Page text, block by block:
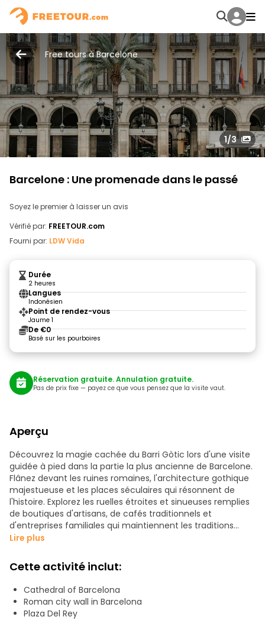
Free tours à Barcelone
1/3
Barcelone : Une promenade dans le passé
Soyez le premier à laisser un avis
Vérifié par: FREETOUR.com
Fourni par: LDW Vida
Durée
2 heures
Langues
Indonésien
Point de rendez-vous
Jaume 1
De €0
Basé sur les pourboires
Réservation gratuite. Annulation gratuite.
Pas de prix fixe — payez ce que vous pensez que la visite vaut.
Aperçu
Découvrez la magie cachée du Barri Gòtic lors d'une visite
guidée à pied dans la partie la plus ancienne de Barcelone.
Flânez devant les ruines romaines, l'architecture gothique
majestueuse et les places séculaires qui résonnent de
l'histoire. Explorez les ruelles étroites et sinueuses remplies
de boutiques d'artisans, de cafés traditionnels et
d'entreprises familiales qui maintiennent les traditions
locales vivantes.
Visitez des sites tels que la muraille romaine, la cathédrale
gothique, la Plaça del Rei et des cours médiévales
cachées. De l'ancien Barcino à la Barcelone d'aujourd'hui,
ce voyage immersif révèle les histoires, la culture et les
secrets qui rendent ce quartier vraiment inoubliable.
Lire plus
Cette activité inclut:
Cathedral of Barcelona
Roman city wall in Barcelona
Plaza Del Rey